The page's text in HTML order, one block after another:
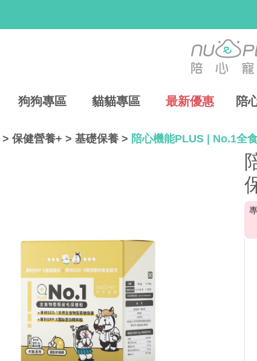
狗狗專區 貓貓專區 最新優惠 陪
> 保健營養+ > 基礎保養 > 陪心機能PLUS | No.1全